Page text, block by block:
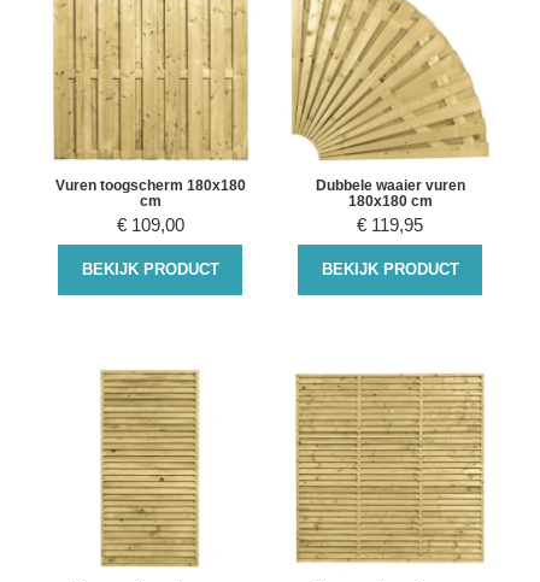
Vuren toogscherm 180x180
cm
€ 109,00
BEKIJK PRODUCT
Dubbele waaier vuren
180x180 cm
€ 119,95
BEKIJK PRODUCT